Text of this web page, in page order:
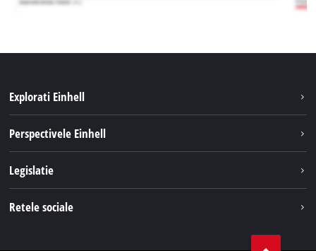
Explorati Einhell
Sistemul de acumulatori
Perspectivele Einhell
Einhell in lume
Legislatie
Retele sociale